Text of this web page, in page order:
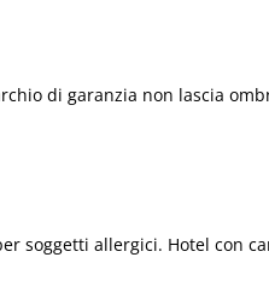
di garanzia non lascia
soggetti allergici. Hotel con